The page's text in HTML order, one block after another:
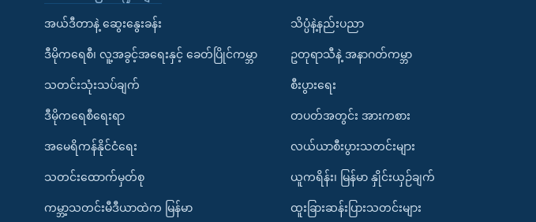
အယ်ဒီတာနဲ့ ဆွေးနွေးခန်း
ဒီမိုကရေစီ၊ လူ့အခွင့်အရေးနှင့် ခေတ်ပြိုင်ကမ္ဘာ
သတင်းသုံးသပ်ချက်
ဒီမိုကရေစီရေးရာ
အမေရိကန်နိုင်ငံရေး
သတင်းထောက်မှတ်စု
ကမ္ဘာ့သတင်းမီဒီယာထဲက မြန်မာ
သိပ္ပံနဲ့နည်းပညာ
ဥတုရာသီနဲ့ အနာဂတ်ကမ္ဘာ
စီးပွားရေး
တပတ်အတွင်း အားကစား
လယ်ယာစီးပွားသတင်းများ
ယူကရိန်း၊ မြန်မာ နှိုင်းယှဉ်ချက်
ထူးခြားဆန်းပြားသတင်းများ